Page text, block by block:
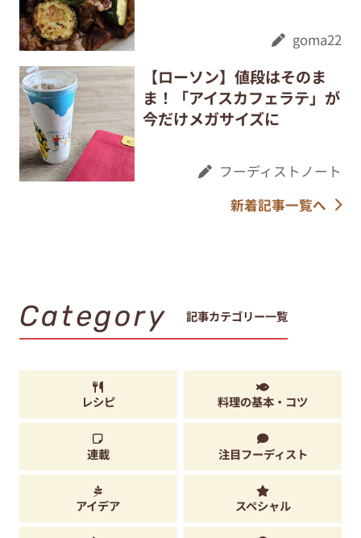
goma22
【ローソン】値段はそのま
ま！「アイスカフェラテ」が
今だけメガサイズに
フーディストノート
新着記事一覧へ
Category 記事カテゴリー一覧
レシピ 料理の基本・コツ
連載 注目フーディスト
アイデア スペシャル